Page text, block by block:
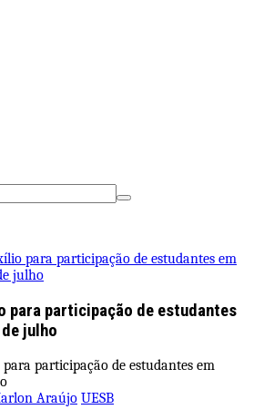
para participação de estudantes em
julho
para participação de estudantes
julho
Araújo UESB